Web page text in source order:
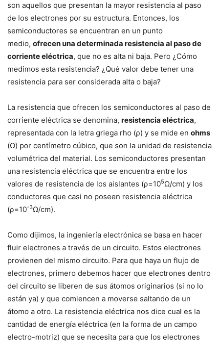
son aquellos que presentan la mayor resistencia al paso
de los electrones por su estructura. Entonces, los
semiconductores se encuentran en un punto
medio, ofrecen una determinada resistencia al paso de
corriente eléctrica, que no es alta ni baja. Pero ¿Cómo
medimos esta resistencia? ¿Qué valor debe tener una
resistencia para ser considerada alta o baja?
La resistencia que ofrecen los semiconductores al paso de
corriente eléctrica se denomina, resistencia eléctrica,
representada con la letra griega rho (ρ) y se mide en ohms
(Ω) por centímetro cúbico, que son la unidad de resistencia
volumétrica del material. Los semiconductores presentan
una resistencia eléctrica que se encuentra entre los
valores de resistencia de los aislantes (ρ=105Ω/cm) y los
conductores que casi no poseen resistencia eléctrica
(ρ=10-3Ω/cm).
Como dijimos, la ingeniería electrónica se basa en hacer
fluir electrones a través de un circuito. Estos electrones
provienen del mismo circuito. Para que haya un flujo de
electrones, primero debemos hacer que electrones dentro
del circuito se liberen de sus átomos originarios (si no lo
están ya) y que comiencen a moverse saltando de un
átomo a otro. La resistencia eléctrica nos dice cual es la
cantidad de energía eléctrica (en la forma de un campo
electro-motriz) que se necesita para que los electrones